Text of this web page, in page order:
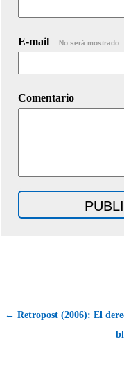
E-mail No será mostrado.
Comentario
← Retropost (2006): El